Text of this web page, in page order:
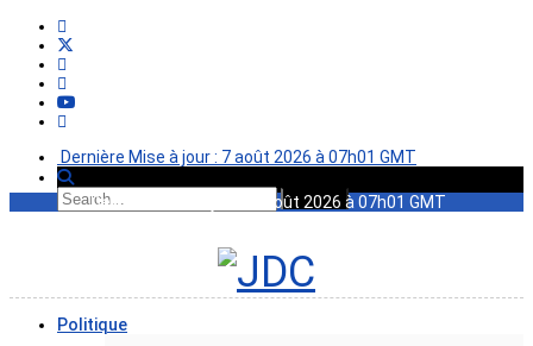
Dernière Mise à jour : 7 août 2026 à 07h01 GMT
Dernière Mise à jour : 7 août 2026 à 07h01 GMT
Politique